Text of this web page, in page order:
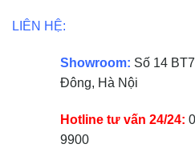
LIÊN HỆ:
Showroom: Số 14
Đông, Hà Nội
Hotline tư vấn 24/24:
9900